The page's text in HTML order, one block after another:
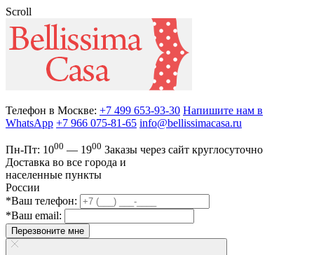
Scroll
Телефон в Москве: +7 499 653-93-30 Напишите нам в
WhatsApp +7 966 075-81-65 info@bellissimacasa.ru
Пн-Пт: 1000 — 1900 Заказы через сайт круглосуточно
Доставка во все города и
населенные пункты
России
*Ваш телефон:
*Ваш email:
Перезвоните мне